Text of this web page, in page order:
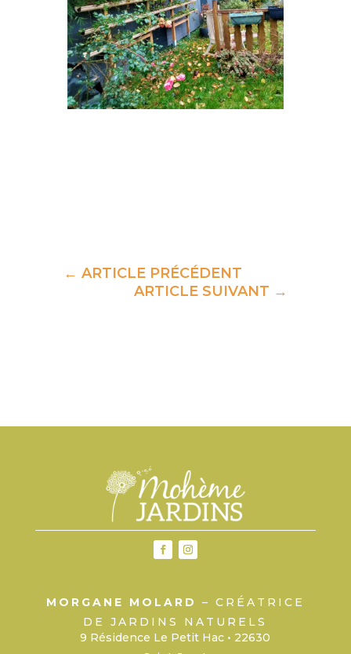
← ARTICLE PRÉCÉDENT
ARTICLE SUIVANT →
MORGANE MOLARD
– CRÉATRICE
DE JARDINS NATURELS
9 Résidence Le Petit Hac • 22630